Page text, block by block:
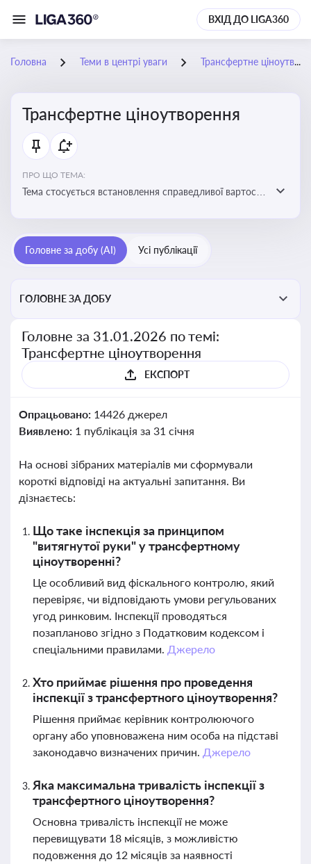
ВХІД ДО LIGA360
Головна Теми в центрі уваги Трансфертне ціноутворення
Трансфертне ціноутворення
ПРО ЩО ТЕМА:
Тема стосується встановлення справедливої вартості
Головне за добу (AI) Усі публікації
ГОЛОВНЕ ЗА ДОБУ
Головне за 31.01.2026 по темі:
Трансфертне ціноутворення
ЕКСПОРТ
Опрацьовано: 14426 джерел
Виявлено: 1 публікація за 31 січня
На основі зібраних матеріалів ми сформували
короткі відповіді на актуальні запитання. Ви
дізнаєтесь:
Що таке інспекція за принципом
"витягнутої руки" у трансфертному
ціноутворенні?
Це особливий вид фіскального контролю, який
перевіряє, чи відповідають умови регульованих
угод ринковим. Інспекції проводяться
позапланово згідно з Податковим кодексом і
спеціальними правилами. Джерело
Хто приймає рішення про проведення
інспекції з трансфертного ціноутворення?
Рішення приймає керівник контролюючого
органу або уповноважена ним особа на підставі
законодавчо визначених причин. Джерело
Яка максимальна тривалість інспекції з
трансфертного ціноутворення?
Основна тривалість інспекції не може
перевищувати 18 місяців, з можливістю
подовження до 12 місяців за наявності